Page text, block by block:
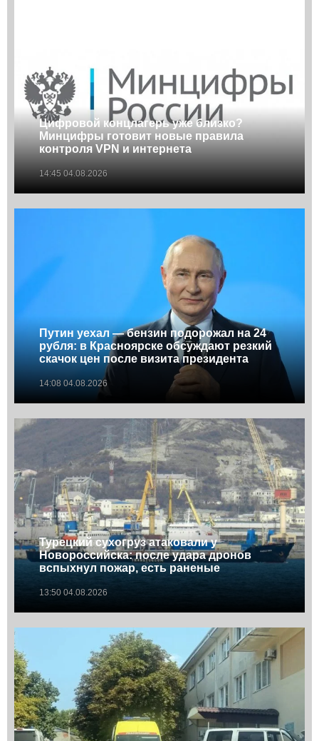
* Евангелие от Луки
** Пророчество монаха Авеля
Цифровой концлагерь уже близко?
Минцифры готовит новые правила
контроля VPN и интернета
14:45 04.08.2026
Путин уехал — бензин подорожал на 24
рубля: в Красноярске обсуждают резкий
скачок цен после визита президента
14:08 04.08.2026
Турецкий сухогруз атаковали у
Новороссийска: после удара дронов
вспыхнул пожар, есть раненые
13:50 04.08.2026